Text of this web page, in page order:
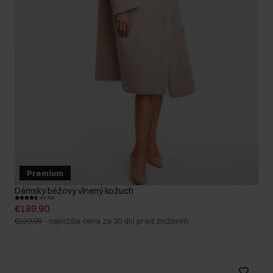
Premium
Dámsky béžový vlnený kožuch
4.5 (12)
€199,90
€229,90 - najnižšia cena za 30 dní pred znížením